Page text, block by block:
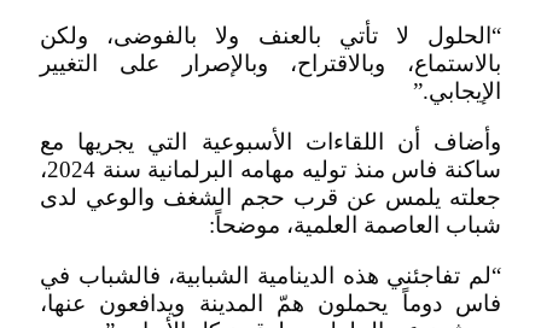
“الحلول لا تأتي بالعنف ولا بالفوضى، ولكن
بالاستماع، وبالاقتراح، وبالإصرار على التغيير
الإيجابي.”
وأضاف أن اللقاءات الأسبوعية التي يجريها مع
ساكنة فاس منذ توليه مهامه البرلمانية سنة 2024،
جعلته يلمس عن قرب حجم الشغف والوعي لدى
شباب العاصمة العلمية، موضحاً:
“لم تفاجئني هذه الدينامية الشبابية، فالشباب في
فاس دوماً يحملون همّ المدينة ويدافعون عنها،